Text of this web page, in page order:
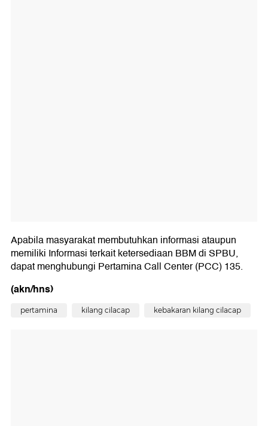
Apabila masyarakat membutuhkan informasi ataupun
memiliki Informasi terkait ketersediaan BBM di SPBU,
dapat menghubungi Pertamina Call Center (PCC) 135.
(akn/hns)
pertamina kilang cilacap kebakaran kilang cilacap